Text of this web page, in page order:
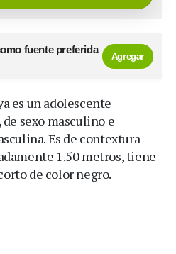
fuente preferida
Agregar
es un adolescente
sexo masculino e
Es de contextura
1.50 metros, tiene
de color negro.